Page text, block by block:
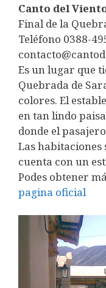
Canto del
Final de la
Teléfono 0388-
Es un lugar que
Quebrada de
colores. El
en tan lindo
donde el
Las habitaciones
cuenta con un
Podes obtener
pagina oficial